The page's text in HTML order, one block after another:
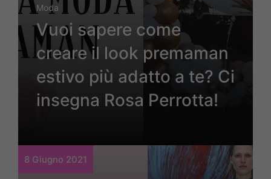
Moda
Vuoi sapere come
creare il look premaman
estivo più adatto a te? Ci
insegna Rosa Perrotta!
8 Giugno 2021